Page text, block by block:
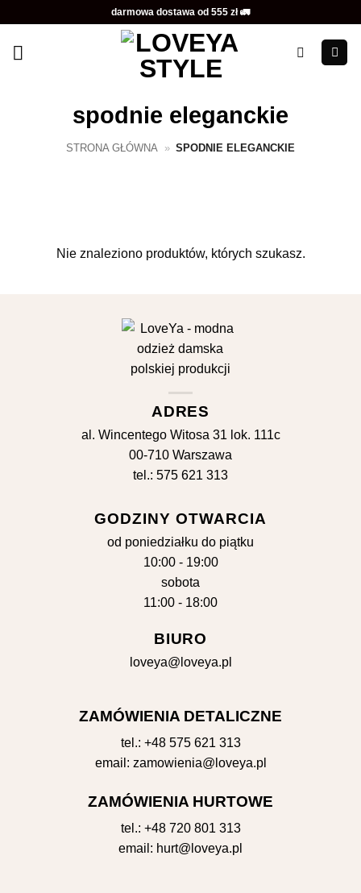
zawartości
darmowa dostawa od 555 zł 🚛
spodnie eleganckie
STRONA GŁÓWNA » SPODNIE ELEGANCKIE
Nie znaleziono produktów, których szukasz.
ADRES
al. Wincentego Witosa 31 lok. 111c
00-710 Warszawa
tel.: 575 621 313
GODZINY OTWARCIA
od poniedziałku do piątku
10:00 - 19:00
sobota
11:00 - 18:00
BIURO
loveya@loveya.pl
ZAMÓWIENIA DETALICZNE
tel.: +48 575 621 313
email: zamowienia@loveya.pl
ZAMÓWIENIA HURTOWE
tel.: +48 720 801 313
email: hurt@loveya.pl